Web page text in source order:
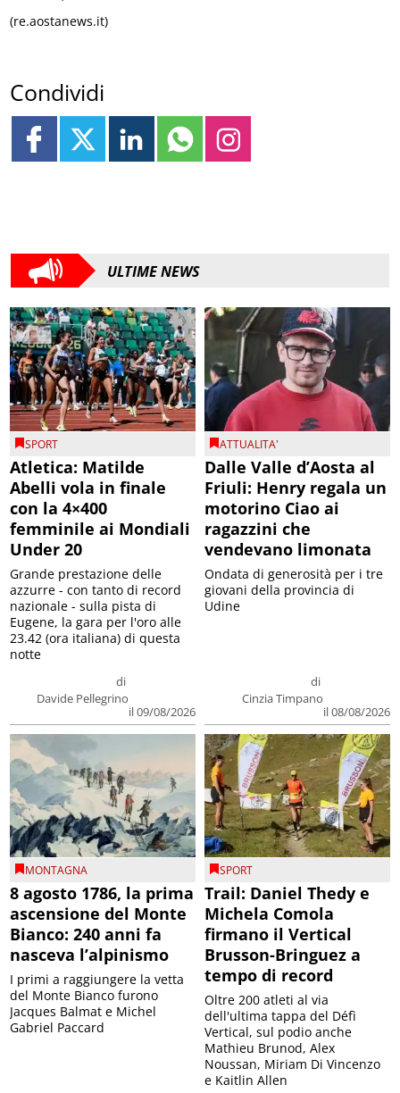
(re.aostanews.it)
Condividi
ULTIME NEWS
SPORT
Atletica: Matilde
Abelli vola in finale
con la 4×400
femminile ai Mondiali
Under 20
di
Davide Pellegrino
il 09/08/2026
Grande prestazione delle
azzurre - con tanto di record
nazionale - sulla pista di
Eugene, la gara per l'oro alle
23.42 (ora italiana) di questa
notte
ATTUALITA'
Dalle Valle d’Aosta al
Friuli: Henry regala un
motorino Ciao ai
ragazzini che
vendevano limonata
di
Cinzia Timpano
il 08/08/2026
Ondata di generosità per i tre
giovani della provincia di
Udine
MONTAGNA
8 agosto 1786, la prima
ascensione del Monte
Bianco: 240 anni fa
nasceva l’alpinismo
I primi a raggiungere la vetta
del Monte Bianco furono
Jacques Balmat e Michel
Gabriel Paccard
SPORT
Trail: Daniel Thedy e
Michela Comola
firmano il Vertical
Brusson-Bringuez a
tempo di record
Oltre 200 atleti al via
dell'ultima tappa del Défì
Vertical, sul podio anche
Mathieu Brunod, Alex
Noussan, Miriam Di Vincenzo
e Kaitlin Allen